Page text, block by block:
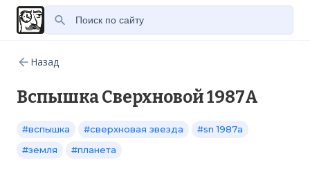
Назад
Вспышка Сверхновой 1987A
#вспышка #сверхновая звезда
#sn 1987a
#земля
#планета